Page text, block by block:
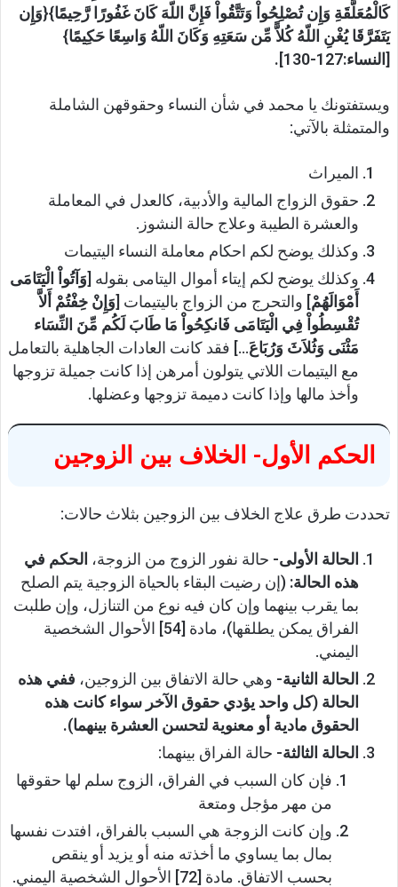
كَالْمُعَلَّقَةِ وَإِن تُصْلِحُواْ وَتَتَّقُواْ فَإِنَّ اللّهَ كَانَ غَفُورًا رَّحِيمًا}{وَإِن
يَتَفَرَّقَا يُغْنِ اللّهُ كُلاًّ مِّن سَعَتِهِ وَكَانَ اللّهُ وَاسِعًا حَكِيمًا}
[النساء:127-130].
ويستفتونك يا محمد في شأن النساء وحقوقهن الشاملة
والمتمثلة بالآتي:
الميراث
حقوق الزواج المالية والأدبية، كالعدل في المعاملة
والعشرة الطيبة وعلاج حالة النشوز.
وكذلك يوضح لكم احكام معاملة النساء اليتيمات
وكذلك يوضح لكم إيتاء أموال اليتامى بقوله [وَآتُواْ الْيَتَامَى
أَمْوَالَهُمْ] والتحرج من الزواج باليتيمات [وَإِنْ خِفْتُمْ أَلاَّ
تُقْسِطُواْ فِي الْيَتَامَى فَانكِحُواْ مَا طَابَ لَكُم مِّنَ النِّسَاء
مَثْنَى وَثُلاَثَ وَرُبَاعَ…] فقد كانت العادات الجاهلية بالتعامل
مع اليتيمات اللاتي يتولون أمرهن إذا كانت جميلة تزوجها
وأخذ مالها وإذا كانت دميمة تزوجها وعضلها.
الحكم الأول- الخلاف بين الزوجين
تحددت طرق علاج الخلاف بين الزوجين بثلاث حالات:
الحالة الأولى- حالة نفور الزوج من الزوجة، الحكم في
هذه الحالة: (إن رضيت البقاء بالحياة الزوجية يتم الصلح
بما يقرب بينهما وإن كان فيه نوع من التنازل، وإن طلبت
الفراق يمكن يطلقها)، مادة [54] الأحوال الشخصية
اليمني.
الحالة الثانية- وهي حالة الاتفاق بين الزوجين، ففي هذه
الحالة (كل واحد يؤدي حقوق الآخر سواء كانت هذه
الحقوق مادية أو معنوية لتحسن العشرة بينهما).
الحالة الثالثة- حالة الفراق بينهما:
فإن كان السبب في الفراق، الزوج سلم لها حقوقها
من مهر مؤجل ومتعة
وإن كانت الزوجة هي السبب بالفراق، افتدت نفسها
بمال بما يساوي ما أخذته منه أو يزيد أو ينقص
بحسب الاتفاق. مادة [72] الأحوال الشخصية اليمني.